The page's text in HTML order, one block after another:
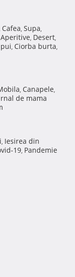
Cafea, Supa,
Aperitive, Desert,
, Ciorba burta,
, Canapele,
de mama
, Iesirea din
19, Pandemie